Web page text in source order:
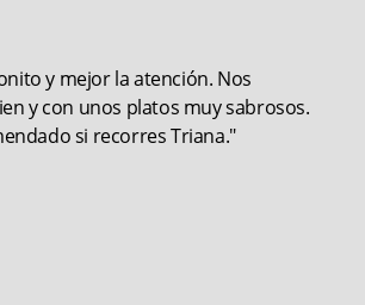
y mejor la atención. Nos
y con unos platos muy sabrosos.
si recorres Triana."